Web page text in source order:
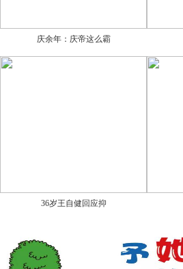
庆余年：庆帝这么霸
36岁王自健回应抑